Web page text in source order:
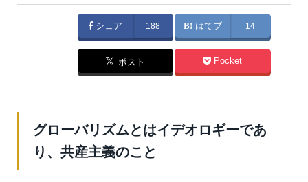
シェア 188 はてブ 14
ポスト Pocket
グローバリズムとはイデオロギーであ
り、共産主義のこと